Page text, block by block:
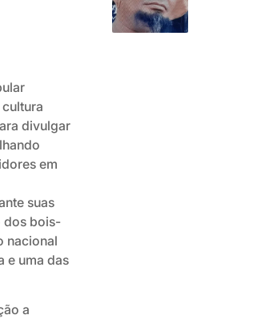
divulgar
em
suas
dos bois-
nacional
e uma das
a